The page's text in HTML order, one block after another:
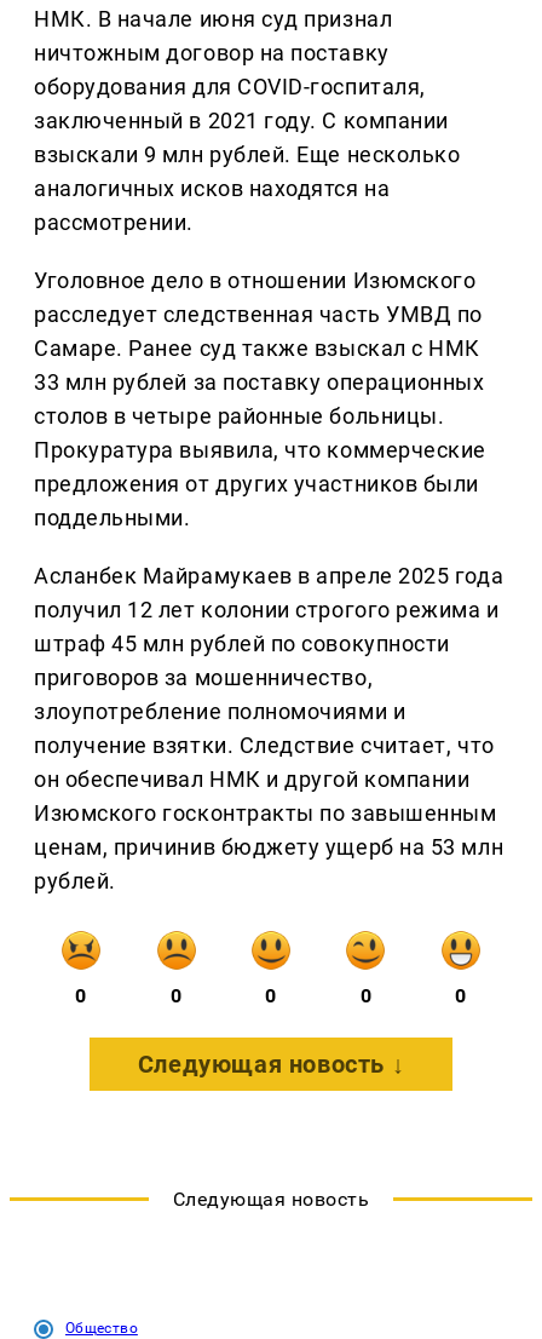
НМК. В начале июня суд признал
ничтожным договор на поставку
оборудования для COVID-госпиталя,
заключенный в 2021 году. С компании
взыскали 9 млн рублей. Еще несколько
аналогичных исков находятся на
рассмотрении.
Уголовное дело в отношении Изюмского
расследует следственная часть УМВД по
Самаре. Ранее суд также взыскал с НМК
33 млн рублей за поставку операционных
столов в четыре районные больницы.
Прокуратура выявила, что коммерческие
предложения от других участников были
поддельными.
Асланбек Майрамукаев в апреле 2025 года
получил 12 лет колонии строгого режима и
штраф 45 млн рублей по совокупности
приговоров за мошенничество,
злоупотребление полномочиями и
получение взятки. Следствие считает, что
он обеспечивал НМК и другой компании
Изюмского госконтракты по завышенным
ценам, причинив бюджету ущерб на 53 млн
рублей.
0 0 0 0 0
Следующая новость ↓
Следующая новость
Общество